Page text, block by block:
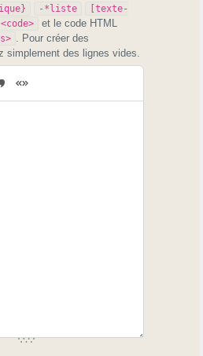
-*liste
[texte-
<code> et le code HTML
. Pour créer des
simplement des lignes vides.